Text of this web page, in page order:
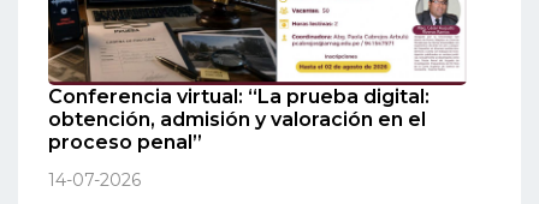
Conferencia virtual: “La prueba digital:
obtención, admisión y valoración en el
proceso penal”
14-07-2026